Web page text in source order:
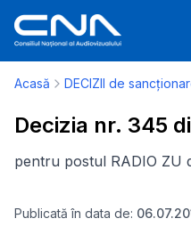
Acasă DECIZII de
Decizia nr. 345
pentru postul RADIO ZU
Publicată în data de: